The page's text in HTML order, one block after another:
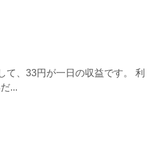
て、33円が一日の収益です。 利
...